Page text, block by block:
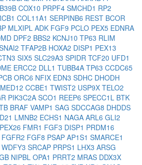
COX10 PRPF4 SMCHD1 RP2
COL11A1 SERPINB6 REST BCOR
MLXIPL ADK FGF9 PCLO PEX5 EDNRA
DPF2 BBS2 KCNJ10 TP63 RLIM
TFAP2B HOXA2 DISP1 PEX13
SIX5 SLC29A3 SPIDR TCF20 UFD1
ERCC2 DLL1 TUBB4A TP63 CCDC65
ORC6 NFIX EDN3 SDHC DHODH
MED12 CCBE1 TWIST2 USP9X TELO2
PIK3C2A SCO1 REEP6 SPECC1L BTK
BRAF VAMP1 SAG SDCCAG8 DHDDS
LMNB2 ECHS1 NAGA ARL6 GLI2
PEX26 FMR1 FGF3 DISP1 PRDM16
FGFR2 FGF8 PSAP AP1S1 SMARCE1
WDFY3 SRCAP PRPS1 LHX3 ARSG
NIPBL OPA1 PRRT2 MRAS DDX3X